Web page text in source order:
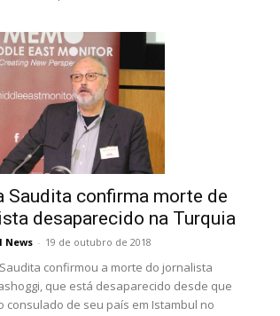
Saudita confirma morte de
desaparecido na Turquia
News - 19 de outubro de 2018
confirmou a morte do jornalista
que está desaparecido desde que
consulado de seu país em Istambul no